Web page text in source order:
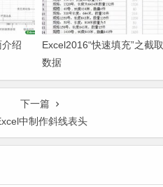
绍
Excel2016“快速填充”之截取
数据
下一篇
中制作斜线表头